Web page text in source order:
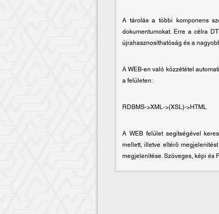
A tárolás a többi komponens
dokumentumokat. Erre a célra
újrahasznosíthatóság és a
A WEB-en való közzététel
a felületen:
RDBMS->XML->(XSL)->HTML
A WEB felület segítségével
mellett, illetve eltérõ
megjelenítése. Szöveges, képi és